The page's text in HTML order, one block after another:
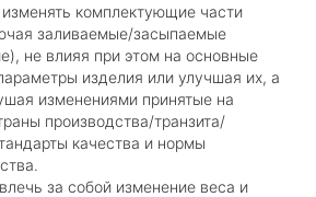
комплектующие части
заливаемые/засыпаемые
не влияя при этом на основные
изделия или улучшая их, а
изменениями принятые на
производства/транзита/
качества и нормы
за собой изменение веса и